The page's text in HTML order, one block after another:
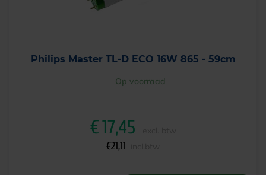
Philips Master TL-D ECO 16W 865 - 59cm
Op voorraad
€17,45
€21,11